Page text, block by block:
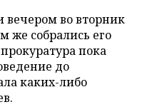
во вторник
же собрались его
пока
до
каких-либо